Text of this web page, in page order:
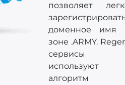
позволяет
доменное имя
зоне .ARMY.
сервисы
используют
алгоритм